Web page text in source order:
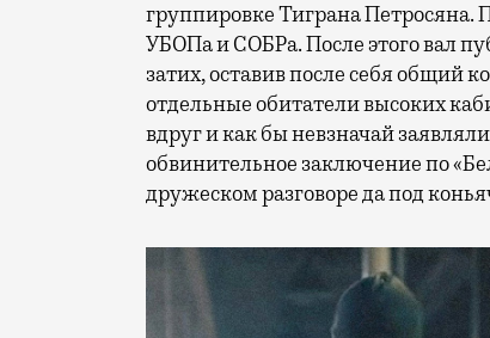
группировке Тиграна
УБОПа и СОБРа. После этого вал
затих, оставив после себя общий
отдельные обитатели высоких
вдруг и как бы невзначай
обвинительное заключение по
дружеском разговоре да под